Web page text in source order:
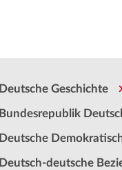
Deutsche Geschichte
Bundesrepublik
Deutsche
Deutsch-deutsche